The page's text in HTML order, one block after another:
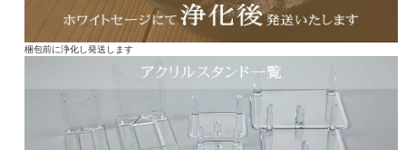
梱包前に浄化し発送します